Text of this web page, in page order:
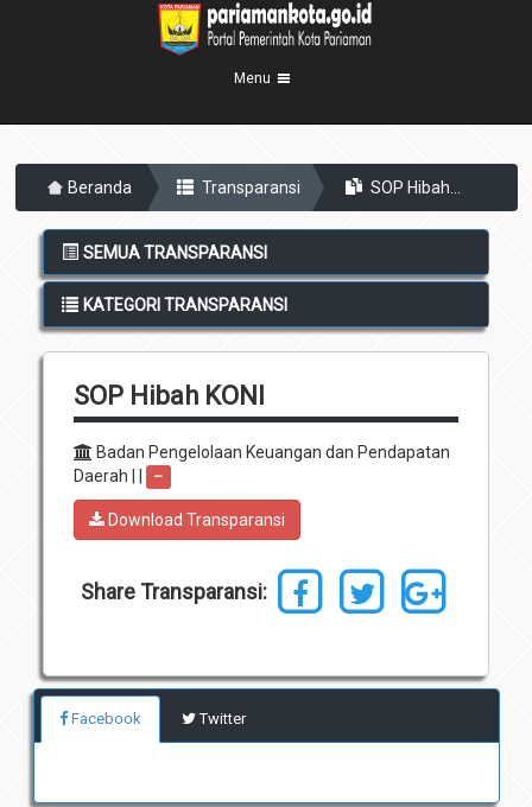
Menu
Profil Kota
Sejarah
Lambang Kota
Demografis
Geografis
Pemerintahan
Eksekutif
Legislatif
Sekretariat Daerah
Kecamatan
Kelurahan
Berita Kota
Transparansi
Informasi
Layanan
Pengumuman
Infografis
Download
Beranda Transparansi SOP Hibah...
SEMUA TRANSPARANSI
KATEGORI TRANSPARANSI
SOP Hibah KONI
Badan Pengelolaan Keuangan dan Pendapatan
Daerah | |
--
Download Transparansi
Share Transparansi:
Facebook Twitter